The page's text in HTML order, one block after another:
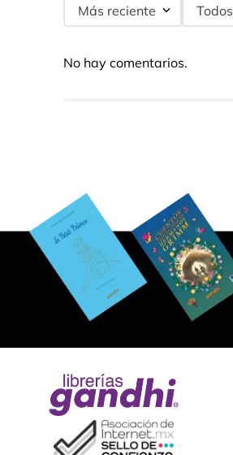
Más reciente Todos
No hay comentarios.